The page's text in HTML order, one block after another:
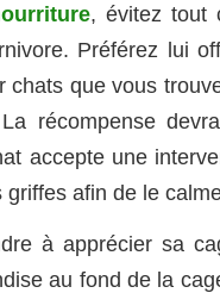
, évitez tout
Préférez lui
chats que vous
récompense
accepte une
griffes afin de le
à apprécier sa
au fond de la